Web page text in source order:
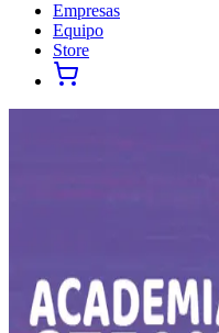
Empresas
Equipo
Store